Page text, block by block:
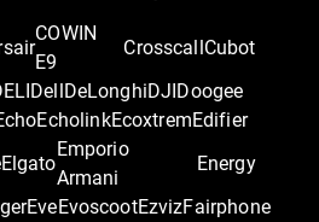
COWIN
E9
CrosscallCubot
DellDeLonghiDJIDoogee
EcholinkEcoxtremEdifier
Elgato
Emporio
Armani
Energy
EveEvoscootEzvizFairphone